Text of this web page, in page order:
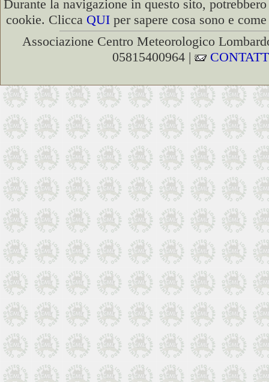
Durante la navigazione in questo sito,
cookie. Clicca QUI per sapere cosa sono e
Associazione Centro Meteorologico
05815400964 |